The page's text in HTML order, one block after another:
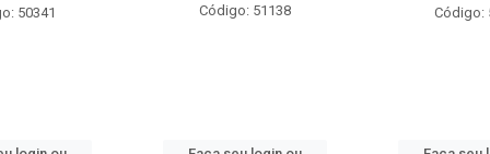
50341 Código: 51138 Código: